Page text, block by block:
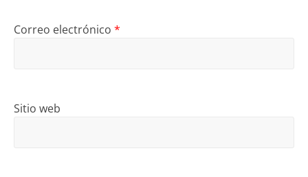
Correo electrónico *
Sitio web